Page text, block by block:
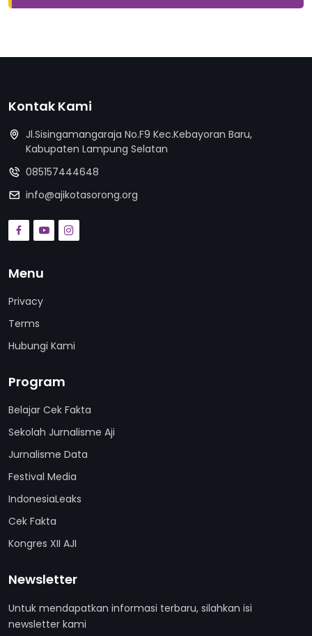
Kontak Kami
Jl.Sisingamangaraja No.F9 Kec.Kebayoran Baru,
Kabupaten Lampung Selatan
085157444648
info@ajikotasorong.org
Menu
Privacy
Terms
Hubungi Kami
Program
Belajar Cek Fakta
Sekolah Jurnalisme Aji
Jurnalisme Data
Festival Media
IndonesiaLeaks
Cek Fakta
Kongres XII AJI
Newsletter
Untuk mendapatkan informasi terbaru, silahkan isi
newsletter kami